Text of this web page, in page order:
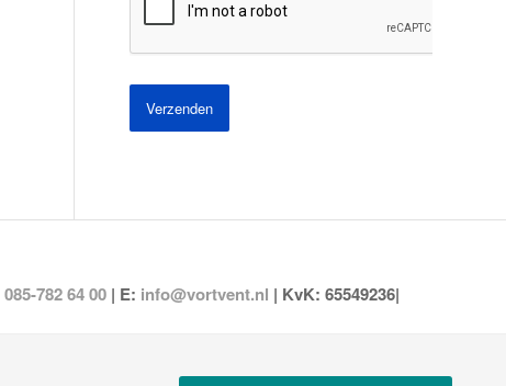
085-782 64 00 | E: info@vortvent.nl | KvK: 65549236|